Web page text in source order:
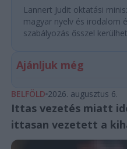
Lannert Judit oktatási
magyar nyelv és irodalom
szabályozás ősszel
Ajánljuk még
BELFÖLD 2026. augusztus 6.
Ittas vezetés miatt
ittasan vezetett a